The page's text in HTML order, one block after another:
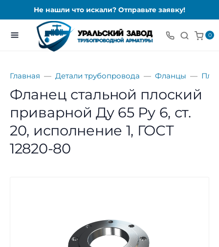
Не нашли что искали? Отправьте заявку!
0
Главная Детали трубопровода Фланцы
Фланец стальной плоский
приварной Ду 65 Ру 6, ст.
20, исполнение 1, ГОСТ
12820-80